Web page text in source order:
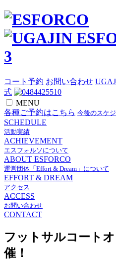
コート予約 お問い合わせ
式
MENU
各種ご予約はこちら 今後のスケ
SCHEDULE
活動実績
ACHIEVEMENT
エスフォルソについて
ABOUT ESFORCO
運営団体「Effort & Dream」について
EFFORT & DREAM
アクセス
ACCESS
お問い合わせ
CONTACT
フットサルコート
催！